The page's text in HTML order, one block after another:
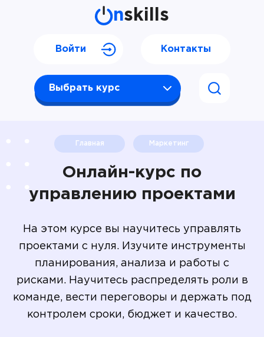
nskills
Выбрать курс
Войти Контакты
Главная Маркетинг
Онлайн-курс по
управлению проектами
На этом курсе вы научитесь управлять
проектами с нуля. Изучите инструменты
планирования, анализа и работы с
рисками. Научитесь распределять роли в
команде, вести переговоры и держать под
контролем сроки, бюджет и качество.